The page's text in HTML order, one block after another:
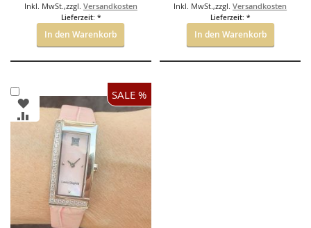
Inkl. MwSt.,zzgl. Versandkosten
Lieferzeit: *
In den Warenkorb
Inkl. MwSt.,zzgl.Versandkosten
Lieferzeit: *
In den Warenkorb
SALE %
den
Warenkorb
ZUR
WUNSCHLISTE
HINZUFÜGEN
ZUR
VERGLEICHSLISTE
HINZUFÜGEN